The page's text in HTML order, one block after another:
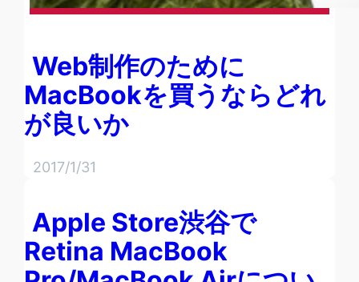
Web制作のために
MacBookを買うならどれ
が良いか
2017/1/31
Apple Store渋谷で
Retina MacBook